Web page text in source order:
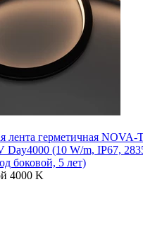
лента герметичная
Day4000 (10 W/m, IP67,
боковой, 5 лет)
4000 K